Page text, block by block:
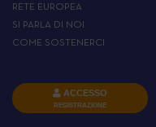
RETE EUROPEA
SI PARLA DI NOI
COME SOSTENERCI
ACCESSO
REGISTRAZIONE